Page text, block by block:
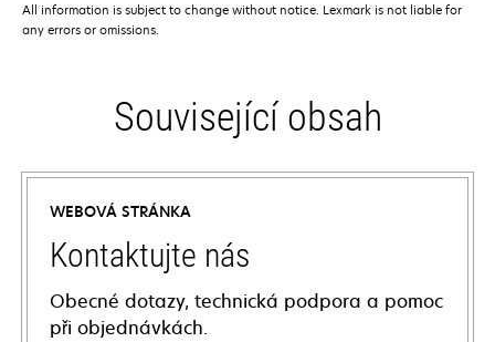
All information is subject to change without notice. Lexmark is not liable for
any errors or omissions.
Související obsah
WEBOVÁ STRÁNKA
Kontaktujte nás
Obecné dotazy, technická podpora a pomoc
při objednávkách.